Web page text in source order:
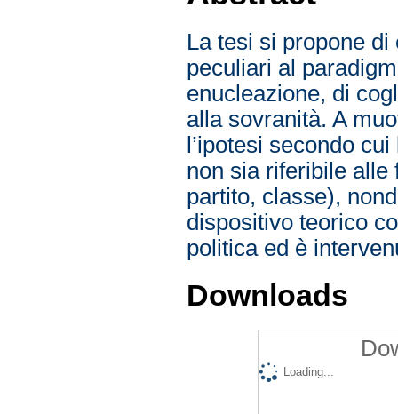
La tesi si propone
peculiari al
enucleazione, di
alla sovranità. A
l’ipotesi secondo
non sia riferibile alle
partito, classe),
dispositivo teorico
politica ed è
Downloads
Loading...